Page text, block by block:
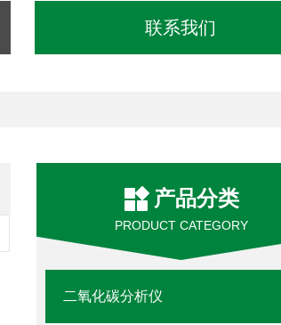
联系我们
产品分类
PRODUCT CATEGORY
二氧化碳分析仪